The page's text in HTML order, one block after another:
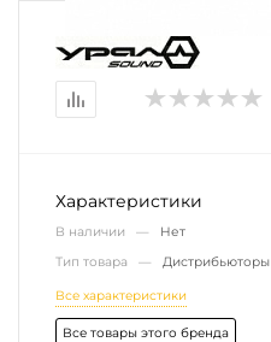
Характеристики
В наличии — Нет
Тип товара — Дистрибьюторы
Все характеристики
Все товары этого бренда